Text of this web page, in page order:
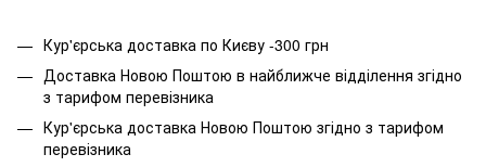
Кур'єрська доставка по Києву -300 грн
Доставка Новою Поштою в найближче відділення згідно
з тарифом перевізника
Кур'єрська доставка Новою Поштою згідно з тарифом
перевізника